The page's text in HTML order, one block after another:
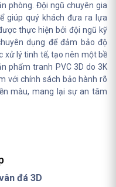
phòng. Đội ngũ chuyên gia
giúp quý khách đưa ra lựa
thực hiện bởi đội ngũ kỹ
dụng để đảm bảo độ
xử lý tinh tế, tạo nên một bề
phẩm tranh PVC 3D do 3K
với chính sách bảo hành rõ
màu, mang lại sự an tâm
đá 3D